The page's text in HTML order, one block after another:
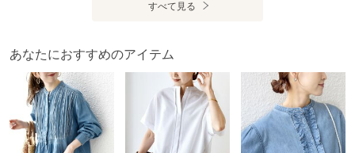
※汗や雨等の水分や摩擦により、他の衣類に色移りする場合
い。
り、色味が多少異なって見える場合があります。商品の色味
は、詳細の生地アップ画像をご参照ください。
※末永く愛用頂く為に、アテンションタグ・洗濯ネームを必
ずご確認の上、着用又はお取り扱い下さい。
すべて見る
あなたにおすすめのアイテム